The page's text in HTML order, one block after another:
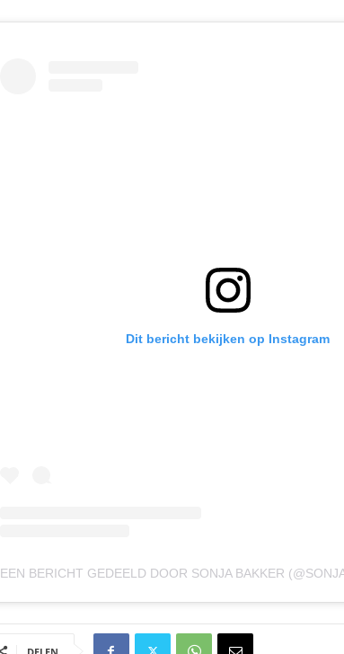
Dit bericht bekijken op Instagram
EEN BERICHT GEDEELD DOOR SONJA BAKKER